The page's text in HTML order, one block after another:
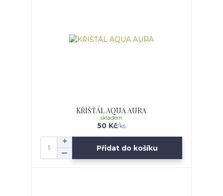
KŘIŠŤÁL AQUA AURA
50 Kč/ks
skladem
Přidat do košíku